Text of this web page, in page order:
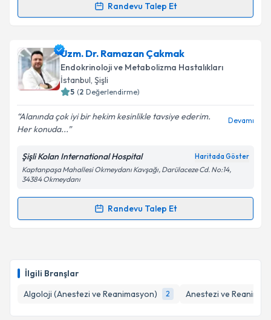
İlgili Branşlar
Algoloji (Anestezi ve Reanimasyon)
2 Anestezi ve
Randevu Talep Et
Randevu Takvimi Talebi
Uzm. Dr. Ömer Fatih Şahiniçin randevu takvimi
talebi oluşturun. Size bu uzmandan randevu almanız
için bir takvim hazırlandığında e-posta ile
bilgilendireceğiz.
E-posta Adresiniz
Kişisel verilerimin işlenmesine ilişkinAydınlatma
Metni'ni okudum ve kişisel verilerimin belirtilen
kapsamda işlenmesini kabul ediyorum.
Uzm. Dr. Ramazan Çakmak
Endokrinoloji ve Metabolizma Hastalıkları
İstanbul, Şişli
5 (2 Değerlendirme)
Alanında çok iyi bir hekim kesinlikle tavsiye ederim.
Her konuda...
Devamı
Şişli Kolan International Hospital Haritada Göster
Kaptanpaşa Mahallesi Okmeydanı Kavşağı, Darülaceze Cd. No:14,
34384 Okmeydanı
Randevu Talep Et
Randevu Takvimi Talebi
için bir takvim hazırlandığında e-posta ile
bilgilendireceğiz.
E-posta Adresiniz